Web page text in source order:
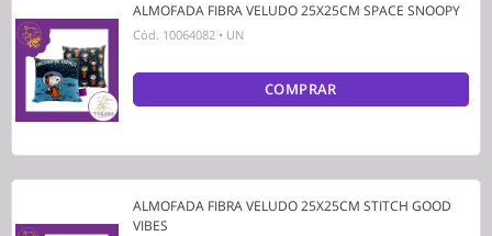
ALMOFADA FIBRA VELUDO 25X25CM SPACE SNOOPY
Cód. 10064082 • UN
COMPRAR
ALMOFADA FIBRA VELUDO 25X25CM STITCH GOOD
VIBES